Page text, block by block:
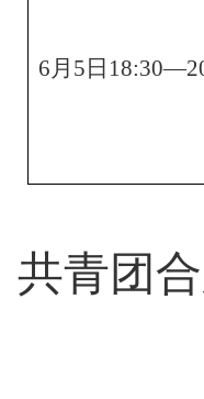
6月 5 日
共青团